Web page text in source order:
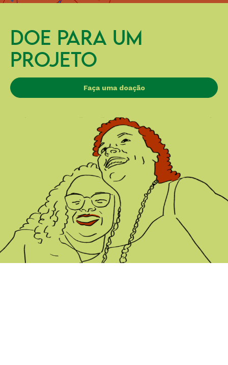
DOE PARA UM
PROJETO
Faça uma doação